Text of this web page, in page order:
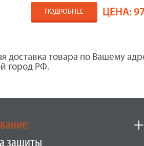
ПОДРОБНЕЕ ЦЕНА:
доставка товара по Вашему
город РФ.
защиты